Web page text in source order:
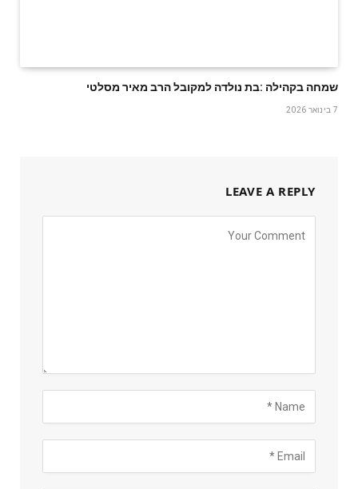
שמחה‭ ‬בקהילה‭: ‬בת‭ ‬נולדה‭ ‬למקובל‭ ‬הרב‭ ‬מאיר‭ ‬מסלטי
7 בינואר 2026
LEAVE A REPLY